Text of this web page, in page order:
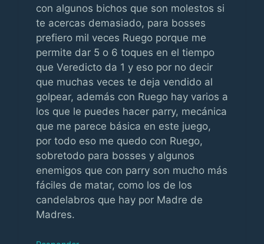
con algunos bichos que son molestos si
te acercas demasiado, para bosses
prefiero mil veces Ruego porque me
permite dar 5 o 6 toques en el tiempo
que Veredicto da 1 y eso por no decir
que muchas veces te deja vendido al
golpear, además con Ruego hay varios a
los que le puedes hacer parry, mecánica
que me parece básica en este juego,
por todo eso me quedo con Ruego,
sobretodo para bosses y algunos
enemigos que con parry son mucho más
fáciles de matar, como los de los
candelabros que hay por Madre de
Madres.